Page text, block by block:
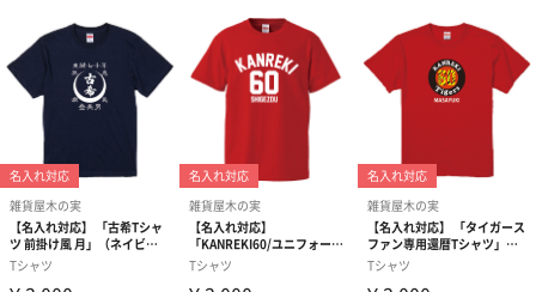
ギフトラッピング
オプションでギフトラッピングとメッセージシールをお付けしま
す。
※ギフトラッピングは有料オプションです